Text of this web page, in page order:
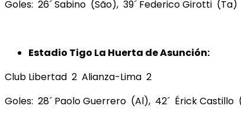
Goles: 26´ Sabino (São), 39´ Federico Girotti
Estadio Tigo La Huerta de Asunción:
Club Libertad 2 Alianza-Lima 2
Goles: 28´ Paolo Guerrero (Al), 42´ Érick